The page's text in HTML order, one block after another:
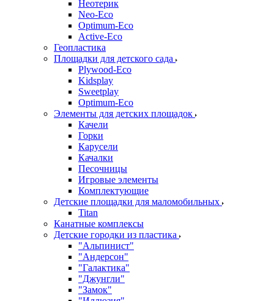
Неотерик
Neo-Eco
Оptimum-Еco
Active-Eco
Геопластика
Площадки для детского сада
Plywood-Eco
Kidsplay
Sweetplay
Оptimum-Еco
Элементы для детских площадок
Качели
Горки
Карусели
Качалки
Песочницы
Игровые элементы
Комплектующие
Детские площадки для маломобильных
Titan
Канатные комплексы
Детские городки из пластика
"Альпинист"
"Андерсон"
"Галактика"
"Джунгли"
"Замок"